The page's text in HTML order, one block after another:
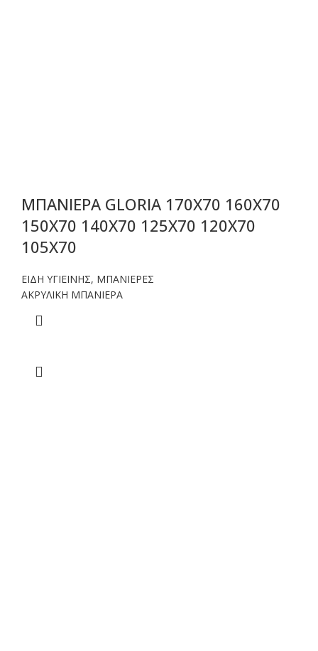
ΜΠΑΝΙΕΡΑ GLORIA 170X70 160X70
150X70 140X70 125X70 120X70
105X70
ΕΙΔΗ ΥΓΙΕΙΝΗΣ, ΜΠΑΝΙΕΡΕΣ
ΑΚΡΥΛΙΚΗ ΜΠΑΝΙΕΡΑ